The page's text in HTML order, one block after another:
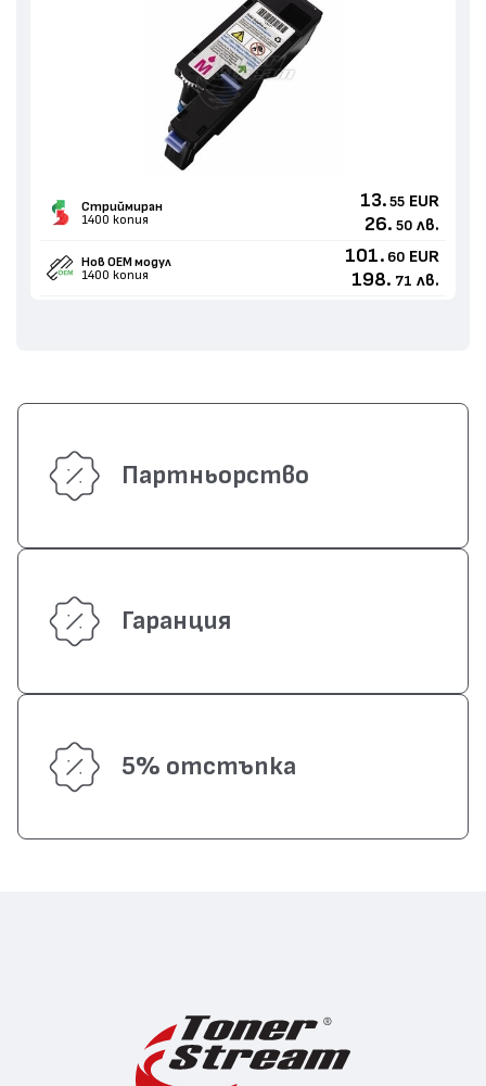
Стриймиран
1400 копия
13. 55 EUR
26. 50 лв.
Нов ОЕМ модул
1400 копия
101. 60 EUR
198. 71 лв.
Партньорство
Гаранция
5% отстъпка